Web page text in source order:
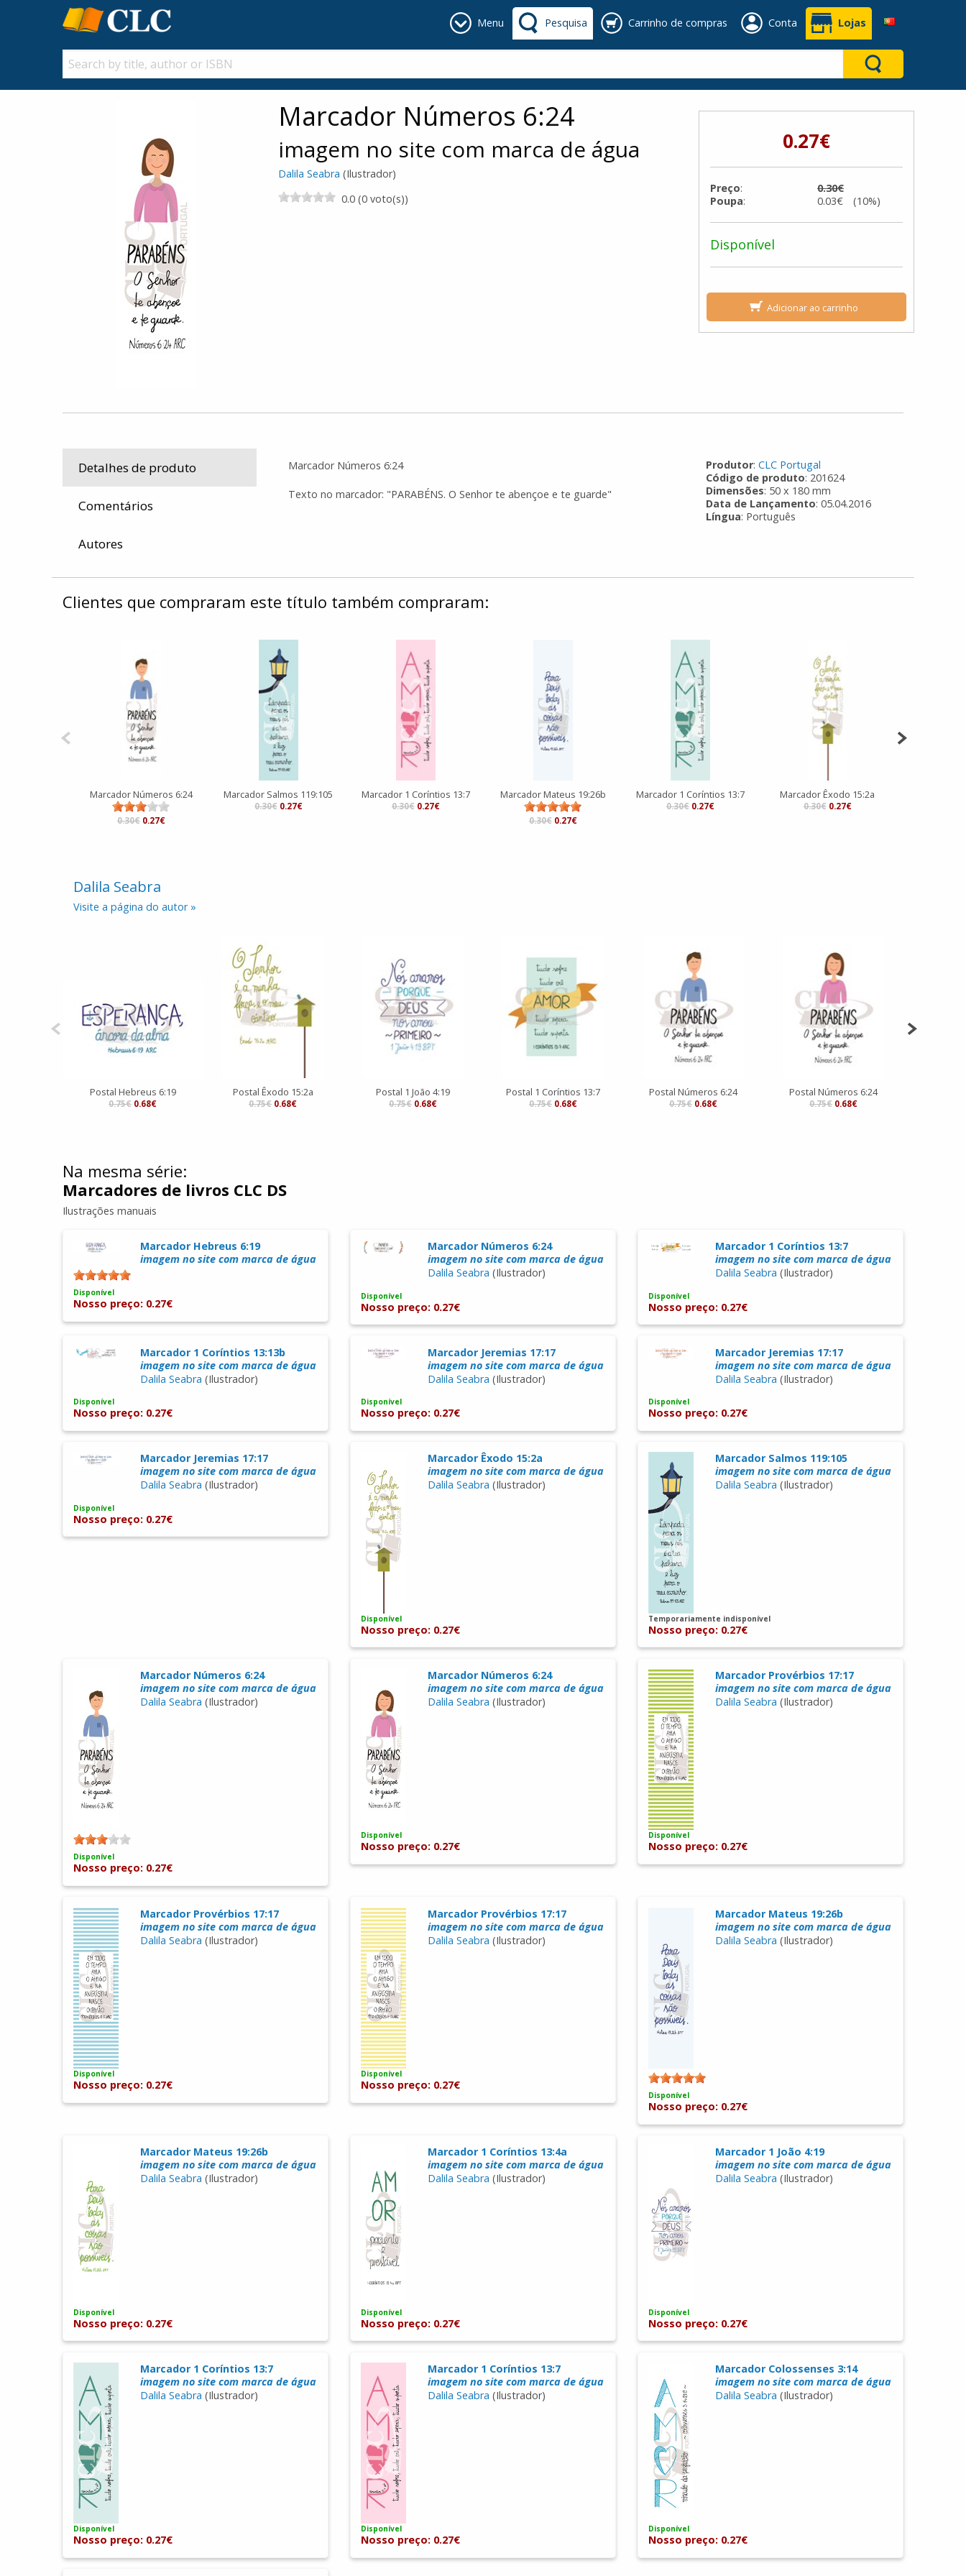
Menu Pesquisa Carrinho de compras Conta Lojas
Marcador Números 6:24
imagem no site com marca de água
Dalila Seabra (Ilustrador)
0.0 (0 voto(s))
0.27€
Preço:
0.30€
Poupa: 0.03€ (10%)
Disponível
Adicionar ao carrinho
Detalhes de produto
Comentários
Autores
Marcador Números 6:24
Texto no marcador: "PARABÉNS. O Senhor te abençoe e te guarde"
Produtor:CLC Portugal
Código de produto: 201624
Dimensões: 50 x 180 mm
Data de Lançamento: 05.04.2016
Língua: Português
Clientes que compraram este título também compraram:
Marcador Números 6:24
0.30€ 0.27€
Marcador Salmos 119:105
0.30€ 0.27€
Marcador 1 Coríntios 13:7
0.30€ 0.27€
Marcador Mateus 19:26b
0.30€ 0.27€
Marcador 1 Coríntios 13:7
0.30€ 0.27€
Marcador Êxodo 15:2a
0.30€ 0.27€
Dalila Seabra
Visite a página do autor »
Postal Hebreus 6:19
0.75€ 0.68€
Postal Êxodo 15:2a
0.75€ 0.68€
Postal 1 João 4:19
0.75€ 0.68€
Postal 1 Coríntios 13:7
0.75€ 0.68€
Postal Números 6:24
0.75€ 0.68€
Postal Números 6:24
0.75€ 0.68€
Na mesma série:
Marcadores de livros CLC DS
Ilustrações manuais
Marcador Hebreus 6:19
imagem no site com marca de água
Disponível
Nosso preço: 0.27€
Marcador Números 6:24
imagem no site com marca de água
Dalila Seabra (Ilustrador)
Disponível
Nosso preço: 0.27€
Marcador 1 Coríntios 13:7
imagem no site com marca de água
Dalila Seabra (Ilustrador)
Disponível
Nosso preço: 0.27€
Marcador 1 Coríntios 13:13b
imagem no site com marca de água
Dalila Seabra (Ilustrador)
Disponível
Nosso preço: 0.27€
Marcador Jeremias 17:17
imagem no site com marca de água
Dalila Seabra (Ilustrador)
Disponível
Nosso preço: 0.27€
Marcador Jeremias 17:17
imagem no site com marca de água
Dalila Seabra (Ilustrador)
Disponível
Nosso preço: 0.27€
Marcador Jeremias 17:17
imagem no site com marca de água
Dalila Seabra (Ilustrador)
Disponível
Nosso preço: 0.27€
Marcador Êxodo 15:2a
imagem no site com marca de água
Dalila Seabra (Ilustrador)
Disponível
Nosso preço: 0.27€
Marcador Salmos 119:105
imagem no site com marca de água
Dalila Seabra (Ilustrador)
Temporariamente indisponível
Nosso preço: 0.27€
Marcador Números 6:24
imagem no site com marca de água
Dalila Seabra (Ilustrador)
Disponível
Nosso preço: 0.27€
Marcador Números 6:24
imagem no site com marca de água
Dalila Seabra (Ilustrador)
Disponível
Nosso preço: 0.27€
Marcador Provérbios 17:17
imagem no site com marca de água
Dalila Seabra (Ilustrador)
Disponível
Nosso preço: 0.27€
Marcador Provérbios 17:17
imagem no site com marca de água
Dalila Seabra (Ilustrador)
Disponível
Nosso preço: 0.27€
Marcador Provérbios 17:17
imagem no site com marca de água
Dalila Seabra (Ilustrador)
Disponível
Nosso preço: 0.27€
Marcador Mateus 19:26b
imagem no site com marca de água
Dalila Seabra (Ilustrador)
Disponível
Nosso preço: 0.27€
Marcador Mateus 19:26b
imagem no site com marca de água
Dalila Seabra (Ilustrador)
Disponível
Nosso preço: 0.27€
Marcador 1 Coríntios 13:4a
imagem no site com marca de água
Dalila Seabra (Ilustrador)
Disponível
Nosso preço: 0.27€
Marcador 1 João 4:19
imagem no site com marca de água
Dalila Seabra (Ilustrador)
Disponível
Nosso preço: 0.27€
Marcador 1 Coríntios 13:7
imagem no site com marca de água
Dalila Seabra (Ilustrador)
Disponível
Nosso preço: 0.27€
Marcador 1 Coríntios 13:7
imagem no site com marca de água
Dalila Seabra (Ilustrador)
Disponível
Nosso preço: 0.27€
Marcador Colossenses 3:14
imagem no site com marca de água
Dalila Seabra (Ilustrador)
Disponível
Nosso preço: 0.27€